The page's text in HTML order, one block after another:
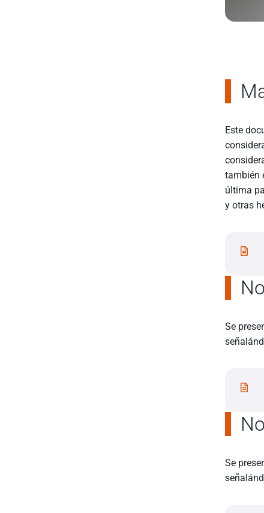
Este
también
última
y otras
Se
Se